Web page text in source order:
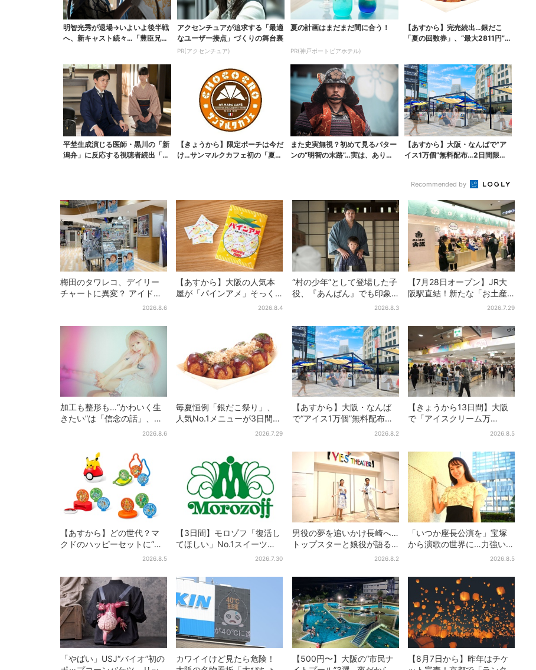
明智光秀が退場→いよいよ後半戦
へ、新キャスト続々…「豊臣兄
アクセンチュアが追求する「最適
なユーザー接点」づくりの舞台裏
PR(アクセンチュア)
夏の計画はまだまだ間に合う！
PR(神戸ポートピアホテル)
【あすから】完売続出…銀だこ
「夏の回数券」、“最大2811円”お
平埜生成演じる医師・黒川の「新
潟弁」に反応する視聴者続出「グ
【きょうから】限定ポーチは今だ
け…サンマルクカフェ初の「夏福
また史実無視？初めて見るパター
ンの“明智の末路”…実は、ありえ
【あすから】大阪・なんばで“ア
イス1万個”無料配布…2日間限定
Recommended by
梅田のタワレコ、デイリー
チャートに異変？ アイドル
に混じり“マユリカ”が1位
は
2026.8.6
【あすから】大阪の人気本
屋が「パインアメ」そっく
りのブックカバー開発、梅
2026.8.4
“村の少年”として登場した子
役、『あんぱん』でも印象
的だった…視聴者驚き「どう
2026.8.3
【7月28日オープン】JR大
阪駅直結！新たな「お土産
ショップ」、銘菓バラ売り
2026.7.29
加工も整形も…“かわいく生
きたい”は「信念の話」、大
森靖子が新作に込めた思い
2026.8.6
毎夏恒例「銀だこ祭り」、
人気No.1メニューが3日間だ
2026.7.29
【あすから】大阪・なんば
で“アイス1万個”無料配布…2
日間限定で、ロッテの人気
2026.8.2
【きょうから13日間】大阪
で「アイスクリーム万
博」、全国34ブランド・
ソフト」に行列
2026.8.5
【あすから】どの世代？マ
クドのハッピーセットに“ポ
ケモンおもちゃ”、歴代30匹
2026.8.5
【3日間】モロゾフ「復活し
てほしい」No.1スイーツ、2
万3865票から選ばれた名作
2026.7.30
男役の夢を追いかけ長崎へ…
トップスターと娘役が語る
「ハウステンボス歌劇団」
2026.8.2
「いつか座長公演を」宝塚
から演歌の世界に…力強いコ
ブシで聴かせる有沙瞳の目
2026.8.5
「やばい」USJ“バイオ”初の
カワイイけど見たら危険！
【500円〜】大阪の“市民ナ
【8月7日から】昨年はチケ